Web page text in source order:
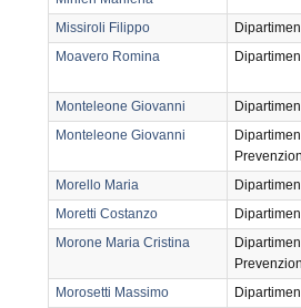
Missiroli Filippo
Moavero Romina
Monteleone Giovanni
Monteleone Giovanni
Morello Maria
Moretti Costanzo
Morone Maria Cristina
Morosetti Massimo